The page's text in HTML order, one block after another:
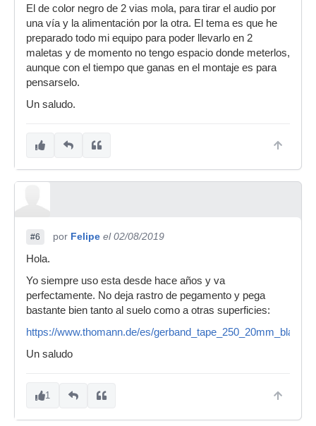
El de color negro de 2 vias mola, para tirar el audio por
una vía y la alimentación por la otra. El tema es que he
preparado todo mi equipo para poder llevarlo en 2
maletas y de momento no tengo espacio donde meterlos,
aunque con el tiempo que ganas en el montaje es para
pensarselo.
Un saludo.
#6 por Felipe el 02/08/2019
Hola.
Yo siempre uso esta desde hace años y va
perfectamente. No deja rastro de pegamento y pega
bastante bien tanto al suelo como a otras superficies:
https://www.thomann.de/es/
Un saludo
1